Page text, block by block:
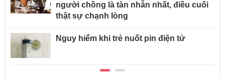
người chồng là tàn nhẫn nhất, điều cuối
thật sự chạnh lòng
Nguy hiểm khi trẻ nuốt pin điện tử